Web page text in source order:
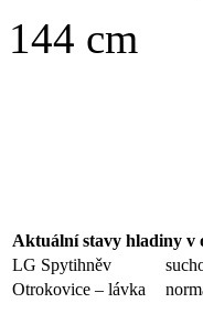
144 cm
Aktuální stavy hladiny v
LG Spytihněv
Otrokovice – lávka